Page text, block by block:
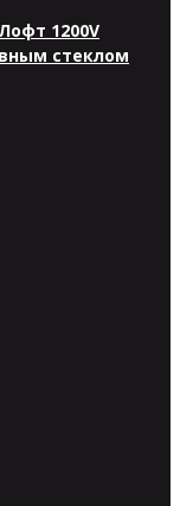
1200V
стеклом